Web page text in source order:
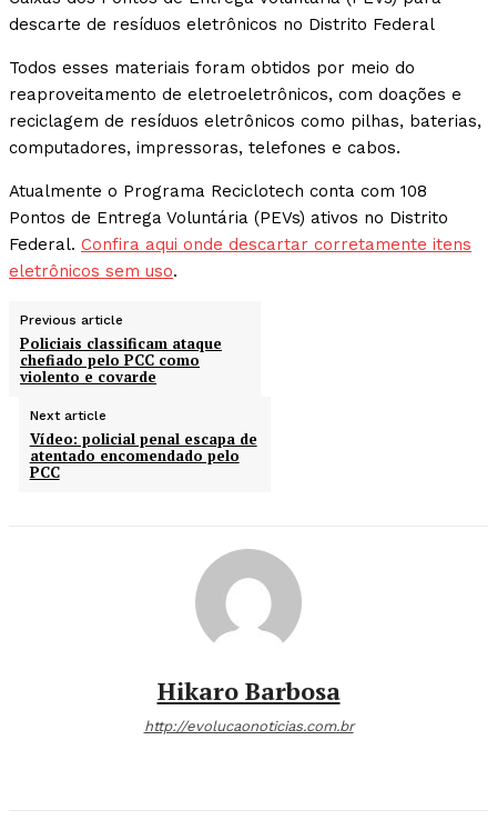
descarte de resíduos eletrônicos no Distrito Federal
Todos esses materiais foram obtidos por meio do
reaproveitamento de eletroeletrônicos, com doações e
reciclagem de resíduos eletrônicos como pilhas, baterias,
computadores, impressoras, telefones e cabos.
Atualmente o Programa Reciclotech conta com 108
Pontos de Entrega Voluntária (PEVs) ativos no Distrito
Federal. Confira aqui onde descartar corretamente itens
eletrônicos sem uso.
Previous article
Policiais classificam ataque
chefiado pelo PCC como
violento e covarde
Next article
Vídeo: policial penal escapa de
atentado encomendado pelo
PCC
Hikaro Barbosa
http://evolucaonoticias.com.br